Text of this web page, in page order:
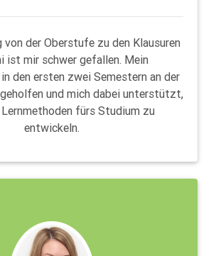
von der Oberstufe zu den Klausuren
ist mir schwer gefallen. Mein
den ersten zwei Semestern an der
und mich dabei unterstützt,
fürs Studium zu
entwickeln.